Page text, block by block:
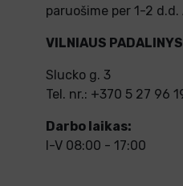
paruošime per 1-2
VILNIAUS PADALINYS
Slucko g. 3
Tel. nr.: +370 5 27 96
Darbo laikas:
I-V 08:00 - 17:00